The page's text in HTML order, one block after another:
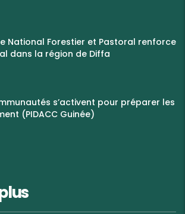
National Forestier et Pastoral renforce
dans la région de Diffa
s’activent pour préparer les
(PIDACC Guinée)